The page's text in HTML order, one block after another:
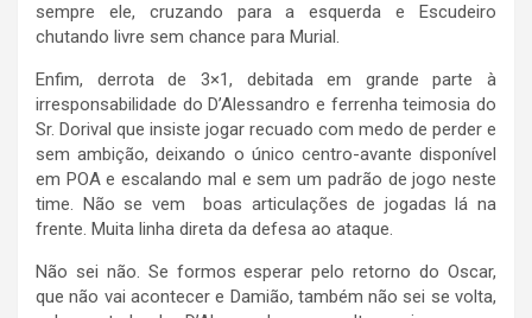
sempre ele, cruzando para a esquerda e Escudeiro
chutando livre sem chance para Murial.
Enfim, derrota de 3×1, debitada em grande parte à
irresponsabilidade do D’Alessandro e ferrenha teimosia do
Sr. Dorival que insiste jogar recuado com medo de perder e
sem ambição, deixando o único centro-avante disponível
em POA e escalando mal e sem um padrão de jogo neste
time. Não se vem boas articulações de jogadas lá na
frente. Muita linha direta da defesa ao ataque.
Não sei não. Se formos esperar pelo retorno do Oscar,
que não vai acontecer e Damião, também não sei se volta,